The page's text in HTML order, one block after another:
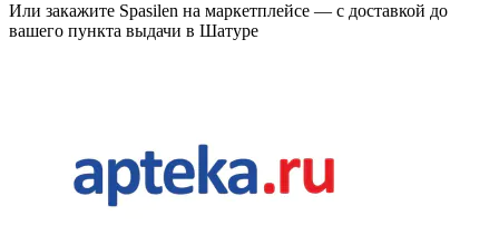
Или закажите Spasilen на маркетплейсе — с доставкой до
вашего пункта выдачи в Шатуре